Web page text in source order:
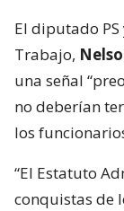
El diputado
Trabajo,
una señal
no deberían
los
“El Estatuto
conquistas de